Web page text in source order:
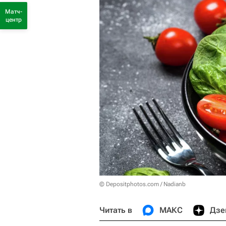
© Depositphotos.com / Nadianb
Читать в МАКС
Матч-
центр